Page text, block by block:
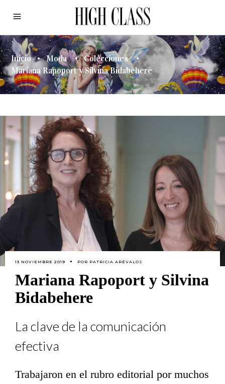
Inicio • Moda • Colecciones •
Mariana Rapoport y Silvina Bidabehere
13 NOVIEMBRE 2019 POR PATRICIA ARÉVALOS
Mariana Rapoport y Silvina
Bidabehere
La clave de la comunicación
efectiva
Trabajaron en el rubro editorial por muchos